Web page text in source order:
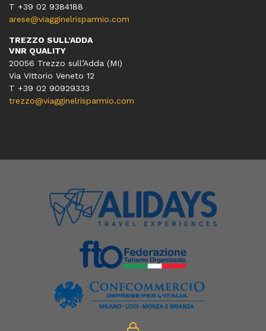
T +39 02 9384188
arese@viagginelrisparmio.com
TREZZO SULL’ADDA
VNR QUALITY
20056 Trezzo sull’Adda (MI)
Via Vittorio Veneto 12
T +39 02 90929333
trezzo@viagginelrisparmio.com